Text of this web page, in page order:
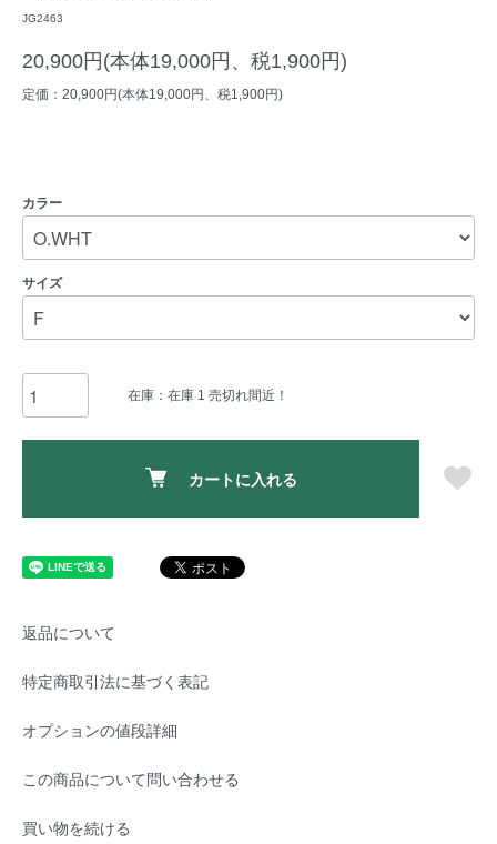
JG2463
20,900円(本体19,000円、税1,900円)
定価：20,900円(本体19,000円、税1,900円)
カラー
サイズ
在庫：在庫 1 売切れ間近！
カートに入れる
返品について
特定商取引法に基づく表記
オプションの値段詳細
この商品について問い合わせる
買い物を続ける